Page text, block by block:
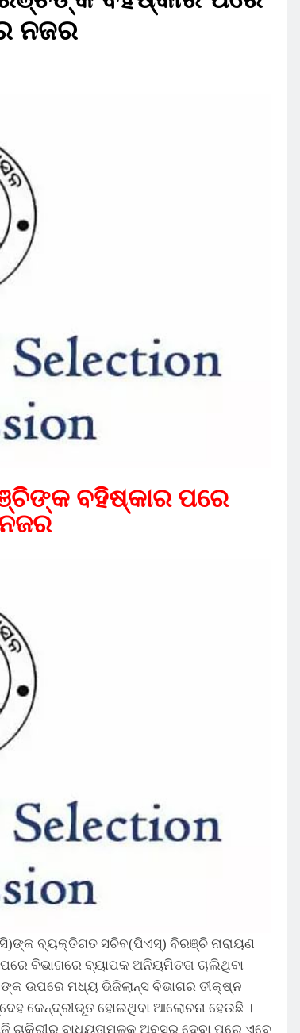
ନଜର
ବହିଷ୍କାର ପରେ
ବ୍ୟକ୍ତିଗତ ସଚିବ(ପିଏସ୍‌) ବିରଞ୍ଚି ନାରାୟଣ
ବିଭାଗରେ ବ୍ୟାପକ ଅନିୟମିତତା ଚାଲିଥିବା
ଉପରେ ମଧ୍ୟ ଭିଜିଲାନ୍ସ ବିଭାଗର ତୀକ୍ଷ୍ନ
କେନ୍ଦ୍ରୀଭୂତ ହୋଇଥିବା ଆଲୋଚନା ହେଉଛି ।
ବାଧ୍ୟତାମୂଳକ ଅବସର ଦେବା ପରେ ଏବେ